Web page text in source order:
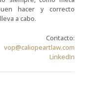
hacer y correcto
a cabo.
Contacto:
vop@caliopeartlaw.com
LinkedIn